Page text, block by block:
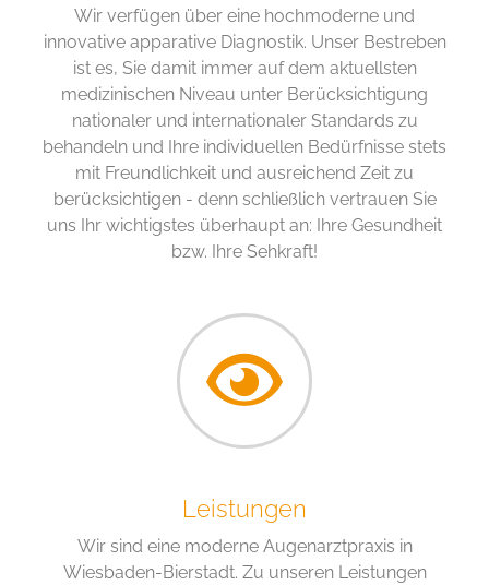
Wir verfügen über eine hochmoderne und
innovative apparative Diagnostik. Unser Bestreben
ist es, Sie damit immer auf dem aktuellsten
medizinischen Niveau unter Berücksichtigung
nationaler und internationaler Standards zu
behandeln und Ihre individuellen Bedürfnisse stets
mit Freundlichkeit und ausreichend Zeit zu
berücksichtigen - denn schließlich vertrauen Sie
uns Ihr wichtigstes überhaupt an: Ihre Gesundheit
bzw. Ihre Sehkraft!
Leistungen
Wir sind eine moderne Augenarztpraxis in
Wiesbaden-Bierstadt. Zu unseren Leistungen